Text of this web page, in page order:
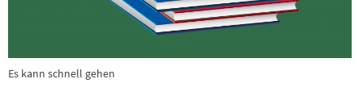
Es kann schnell gehen